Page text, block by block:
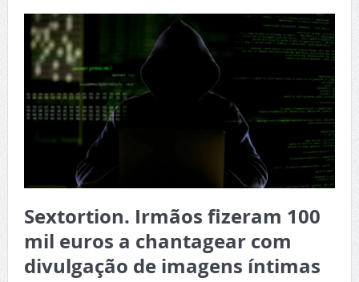
Sextortion. Irmãos fizeram 100
mil euros a chantagear com
divulgação de imagens íntimas